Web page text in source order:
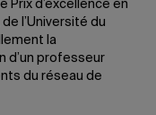
Prix d’excellence en
l’Université du
la
d’un professeur
du réseau de